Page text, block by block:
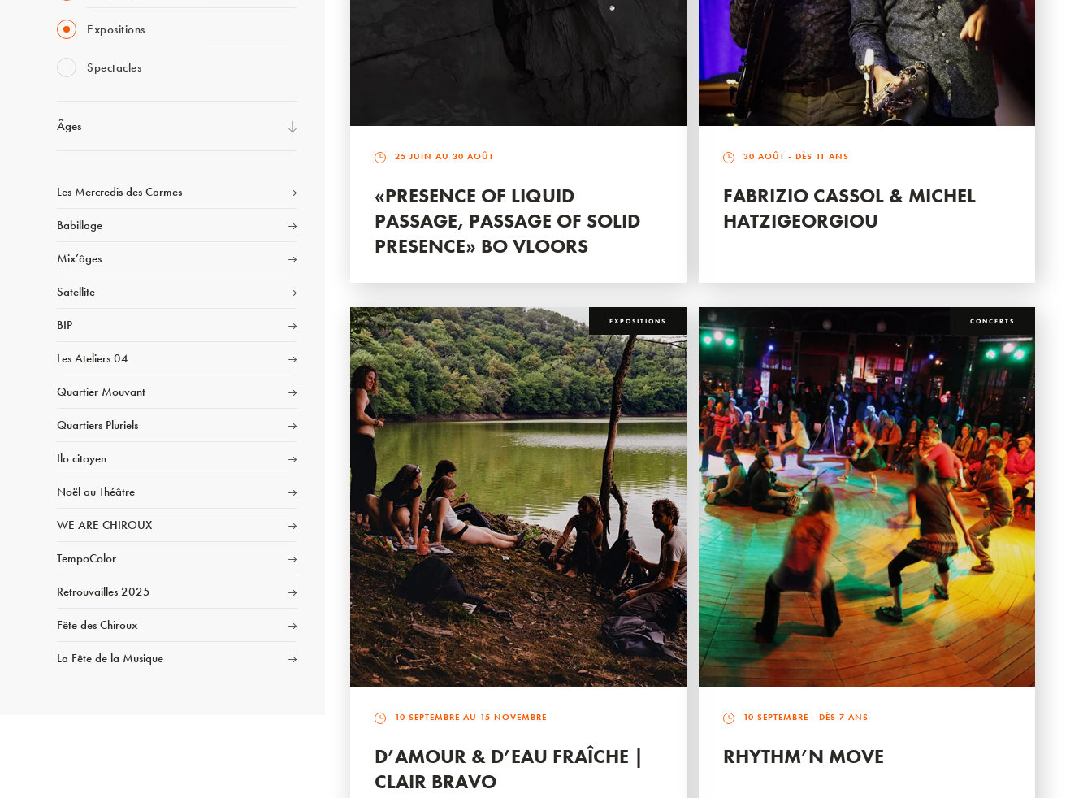
Expositions
Spectacles
Âges
Les Mercredis des Carmes
Babillage
Mix’âges
Satellite
BIP
Les Ateliers 04
Quartier Mouvant
Quartiers Pluriels
Ilo citoyen
Noël au Théâtre
WE ARE CHIROUX
TempoColor
Retrouvailles 2025
Fête des Chiroux
La Fête de la Musique
25 JUIN AU 30 AOÛT
«PRESENCE OF LIQUID
PASSAGE, PASSAGE OF SOLID
PRESENCE» BO VLOORS
30 AOÛT - DÈS 11 ANS
FABRIZIO CASSOL & MICHEL
HATZIGEORGIOU
EXPOSITIONS
10 SEPTEMBRE AU 15 NOVEMBRE
D’AMOUR & D’EAU FRAÎCHE |
CLAIR BRAVO
CONCERTS
10 SEPTEMBRE - DÈS 7 ANS
RHYTHM’N MOVE